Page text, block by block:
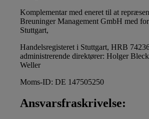
Komplementar med eneret til at
Breuninger Management GmbH med
Stuttgart,
Handelsregisteret i Stuttgart, HRB
administrerende direktører: Holger
Weller
Moms-ID: DE 147505250
Ansvarsfraskrivelse: